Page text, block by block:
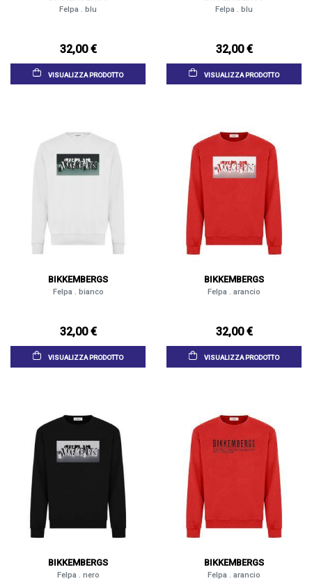
Felpa . blu
32,00 €
VISUALIZZA PRODOTTO
Felpa . blu
32,00 €
VISUALIZZA PRODOTTO
BIKKEMBERGS
Felpa . bianco
32,00 €
VISUALIZZA PRODOTTO
BIKKEMBERGS
Felpa . arancio
32,00 €
VISUALIZZA PRODOTTO
BIKKEMBERGS
Felpa . nero
BIKKEMBERGS
Felpa . arancio